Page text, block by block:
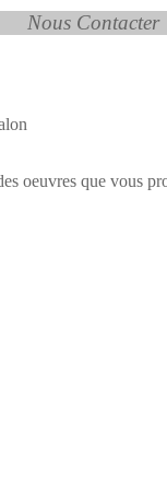
Nous Contacter
oeuvres que vous